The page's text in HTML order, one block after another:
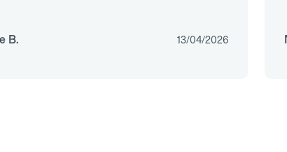
B. 13/04/2026